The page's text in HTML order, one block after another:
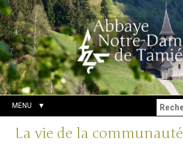
Aller
au
contenu.
|
Aller
à
la
navigation
Outils
personnels
Chercher par
Recherche
avancée…
MENU
Navigation
La vie de la communauté